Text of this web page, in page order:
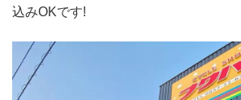
込みOKです!